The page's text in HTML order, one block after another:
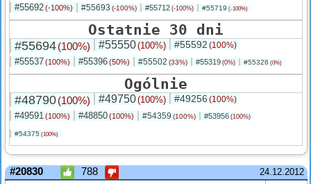
#55692(-100%) #55693 (-100%) #55712 (-100%) #55719 (-100%)
Ostatnie 30 dni
#55694(100%) #55550(100%) #55592 (100%)
#55537(100%) #55396(50%) #55502 (33%) #55319 (0%) #55326 (0%)
Ogólnie
#48790(100%) #49750(100%) #49256 (100%)
#49591(100%) #48850(100%) #54359 (100%) #53956 (100%)
#54375 (100%)
24.12.2012
#20830 788